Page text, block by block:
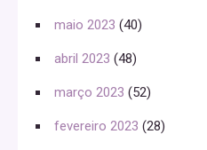
maio 2023 (40)
abril 2023 (48)
março 2023 (52)
fevereiro 2023 (28)